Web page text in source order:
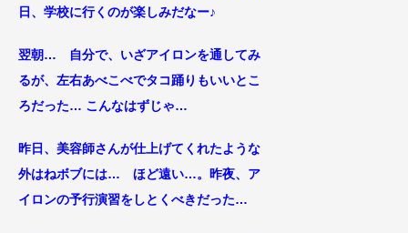
日、学校に行く のが楽しみだなー♪
翌朝… 自分で、いざアイロンを通してみ
るが、左右あべこべでタコ踊りもいいとこ
ろだった… こんなはずじゃ…
昨日、美容師さんが仕上げてくれたような
外はねボブには… ほど遠い…。昨夜、ア
イロンの予行演習をしとくべきだった…